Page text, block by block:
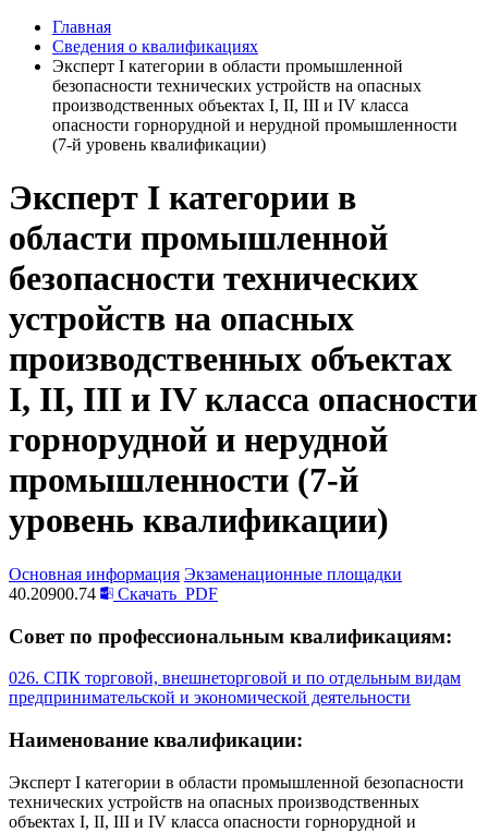
Главная
Сведения о квалификациях
Эксперт I категории в области промышленной
безопасности технических устройств на опасных
производственных объектах I, II, III и IV класса
опасности горнорудной и нерудной промышленности
(7-й уровень квалификации)
Эксперт I категории в
области промышленной
безопасности технических
устройств на опасных
производственных объектах
I, II, III и IV класса опасности
горнорудной и нерудной
промышленности (7-й
уровень квалификации)
Основная информация Экзаменационные площадки
40.20900.74
Скачать PDF
Совет по профессиональным квалификациям:
026. СПК торговой, внешнеторговой и по отдельным видам
предпринимательской и экономической деятельности
Наименование квалификации:
Эксперт I категории в области промышленной безопасности
технических устройств на опасных производственных
объектах I, II, III и IV класса опасности горнорудной и